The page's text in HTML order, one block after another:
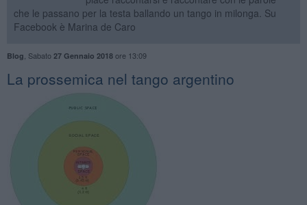
che le passano per la testa ballando un tango in milonga. Su
Facebook è Marina de Caro
Blog Sabato 27 Gennaio 2018ore 13:09
La prossemica nel tango argentino